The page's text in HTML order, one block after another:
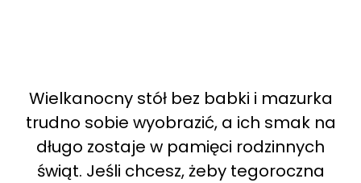
Wielkanocny stół bez babki i mazurka
trudno sobie wyobrazić, a ich smak na
długo zostaje w pamięci rodzinnych
świąt. Jeśli chcesz, żeby tegoroczna